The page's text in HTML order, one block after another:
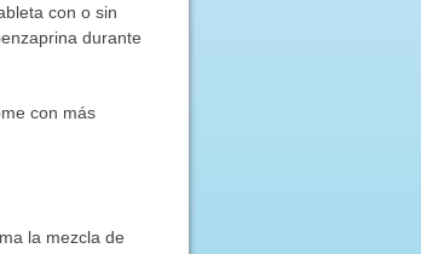
con o sin
durante
con más
la mezcla de